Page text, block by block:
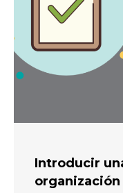
Introducir
organización